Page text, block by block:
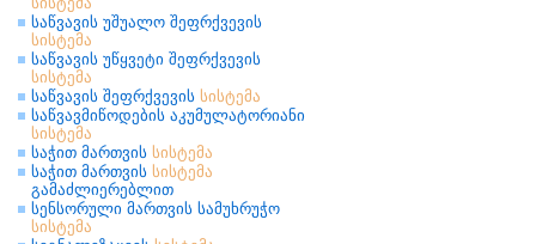
საწვავის უშუალო შეფრქვევის
სისტემა
საწვავის უწყვეტი შეფრქვევის
სისტემა
საწვავის შეფრქვევის სისტემა
საწვავმიწოდების აკუმულატორიანი
სისტემა
საჭით მართვის სისტემა
საჭით მართვის სისტემა
გამაძლიერებლით
სენსორული მართვის სამუხრუჭო
სისტემა